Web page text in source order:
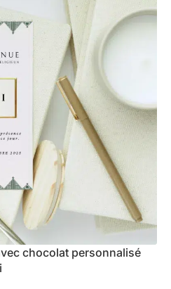
chocolat personnalisé